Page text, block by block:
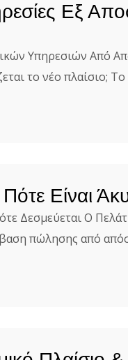
Εξ
Υπηρεσιών Από
το νέο πλαίσιο;
Είναι
Δεσμεύεται Ο
πώλησης από